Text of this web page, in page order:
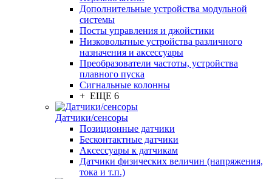
Дополнительные устройства модульной
системы
Посты управления и джойстики
Низковольтные устройства различного
назначения и аксессуары
Преобразователи частоты, устройства
плавного пуска
Сигнальные колонны
+ ЕЩЕ 6
Датчики/сенсоры
Позиционные датчики
Бесконтактные датчики
Аксессуары к датчикам
Датчики физических величин (напряжения,
тока и т.п.)